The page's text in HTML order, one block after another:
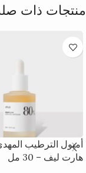
منتجات ذات
هارت ليف – 30 مل